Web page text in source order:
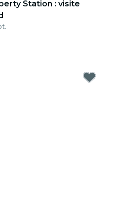
Station : visite